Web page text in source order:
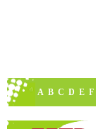
A B C D E F